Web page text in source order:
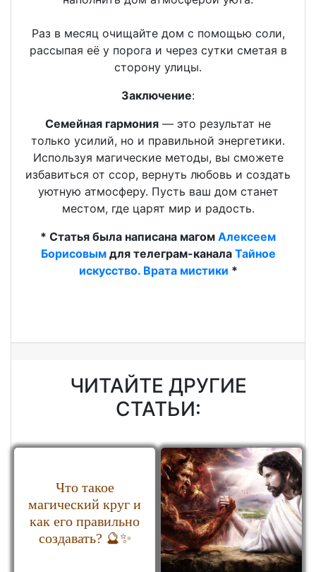
Раз в месяц очищайте дом с помощью соли,
рассыпая её у порога и через сутки сметая в
сторону улицы.
Заключение:
Семейная гармония — это результат не
только усилий, но и правильной энергетики.
Используя магические методы, вы сможете
избавиться от ссор, вернуть любовь и создать
уютную атмосферу. Пусть ваш дом станет
местом, где царят мир и радость.
* Статья была написана магом Алексеем
Борисовымдля телеграм-канала Тайное
искусство. Врата мистики *
ЧИТАЙТЕ ДРУГИЕ
СТАТЬИ:
Что такое
магический круг и
как его правильно
создавать? 🔮✨